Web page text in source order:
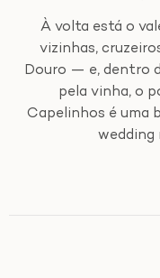
À volta está o
vizinhas,
Douro — e, dentro
pela vinha, o
Capelinhos é uma
wedding